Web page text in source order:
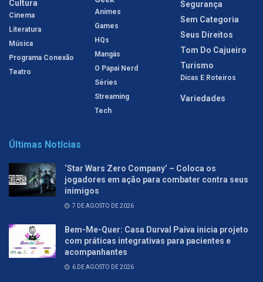
Cultura
Cinema
Literatura
Música
Programa Conexão
Teatro
Animes
Games
HQs
Mangás
O Papai Nerd
Séries
Streaming
Tech
Segurança
Sem Categoria
Seus Direitos
Tom Do Cajueiro
Turismo
Dicas E Roteiros
Variedades
Últimas Notícias
‘Star Wars Zero Company’ – Coloca os
jogadores em ação para combater contra seus
inimigos
7 DE AGOSTO DE 2026
Bem-Me-Quer: Casa Durval Paiva inicia projeto
com práticas integrativas para pacientes e
acompanhantes
6 DE AGOSTO DE 2026